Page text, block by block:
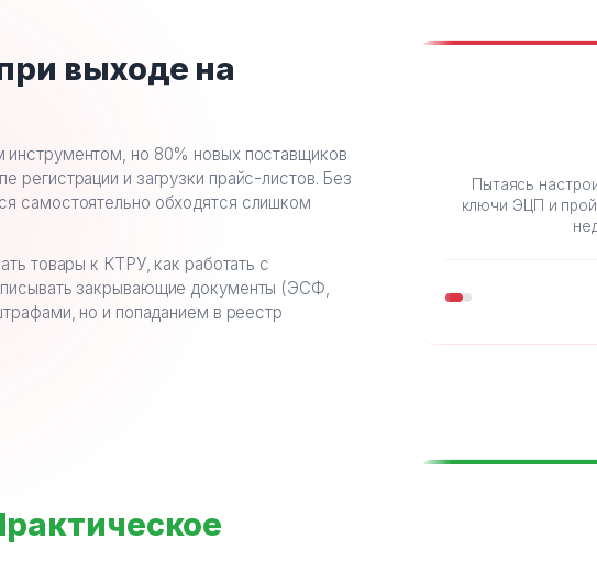
выходе на
но 80% новых поставщиков
регистрации и загрузки прайс-листов. Без
самостоятельно обходятся слишком
товары к КТРУ, как работать с
закрывающие документы (ЭСФ,
но и попаданием в реестр
Пытаясь
ключи ЭЦП и